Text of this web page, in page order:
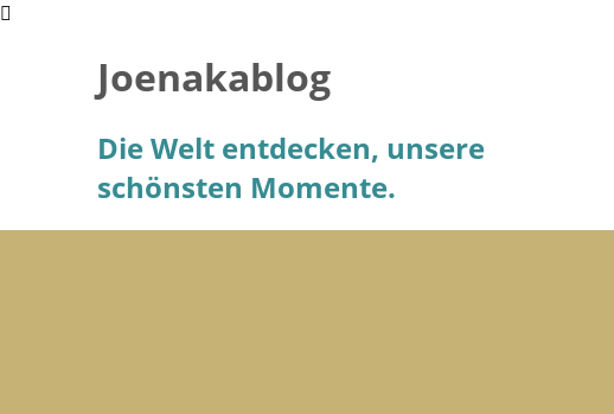
Joenakablog
Die Welt entdecken, unsere
schönsten Momente.